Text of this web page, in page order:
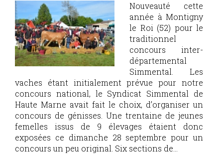
Nouveauté cette
année à Montigny
le Roi (52) pour le
traditionnel
concours inter-
départemental
Simmental. Les
vaches étant initialement prévue pour notre
concours national, le Syndicat Simmental de
Haute Marne avait fait le choix, d’organiser un
concours de génisses. Une trentaine de jeunes
femelles issus de 9 élevages étaient donc
exposées ce dimanche 28 septembre pour un
concours un peu original. Six sections de...